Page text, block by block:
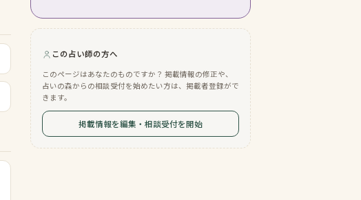
この占い師の方へ
このページはあなたのものですか？ 掲載情報の修正や、
占いの森からの相談受付を始めたい方は、掲載者登録がで
きます。
掲載情報を編集・相談受付を開始